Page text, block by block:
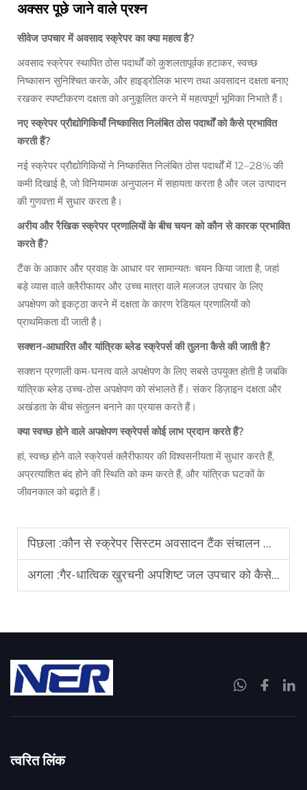
अक्सर पूछे जाने वाले प्रश्न
सीवेज उपचार में अवसाद स्क्रेपर का क्या महत्व है?
अवसाद स्क्रेपर स्थापित ठोस पदार्थों को कुशलतापूर्वक हटाकर, स्वच्छ
निष्कासन सुनिश्चित करके, और हाइड्रोलिक भारण तथा अवसादन दक्षता बनाए
रखकर स्पष्टीकरण दक्षता को अनुकूलित करने में महत्वपूर्ण भूमिका निभाते हैं।
नए स्क्रेपर प्रौद्योगिकियाँ निष्कासित निलंबित ठोस पदार्थों को कैसे प्रभावित
करती हैं?
नई स्क्रेपर प्रौद्योगिकियों ने निष्कासित निलंबित ठोस पदार्थों में 12–28% की
कमी दिखाई है, जो विनियामक अनुपालन में सहायता करता है और जल उत्पादन
की गुणवत्ता में सुधार करता है।
अरीय और रैखिक स्क्रेपर प्रणालियों के बीच चयन को कौन से कारक प्रभावित
करते हैं?
टैंक के आकार और प्रवाह के आधार पर सामान्यतः चयन किया जाता है, जहां
बड़े व्यास वाले क्लैरीफायर और उच्च मात्रा वाले मलजल उपचार के लिए
अपक्षेपण को इकट्ठा करने में दक्षता के कारण रेडियल प्रणालियों को
प्राथमिकता दी जाती है।
सक्शन-आधारित और यांत्रिक ब्लेड स्क्रेपर्स की तुलना कैसे की जाती है?
सक्शन प्रणाली कम-घनत्व वाले अपक्षेपण के लिए सबसे उपयुक्त होती है जबकि
यांत्रिक ब्लेड उच्च-ठोस अपक्षेपण को संभालते हैं। संकर डिज़ाइन दक्षता और
अखंडता के बीच संतुलन बनाने का प्रयास करते हैं।
क्या स्वच्छ होने वाले अपक्षेपण स्क्रेपर्स कोई लाभ प्रदान करते हैं?
हां, स्वच्छ होने वाले स्क्रेपर्स क्लैरीफायर की विश्वसनीयता में सुधार करते हैं,
अप्रत्याशित बंद होने की स्थिति को कम करते हैं, और यांत्रिक घटकों के
जीवनकाल को बढ़ाते हैं।
पिछला :कौन से स्क्रेपर सिस्टम अवसादन टैंक संचालन को अनुकूलित करते हैं?
अगला :गैर-धात्विक खुरचनी अपशिष्ट जल उपचार को कैसे लाभान्वित करती है?
त्वरित लिंक